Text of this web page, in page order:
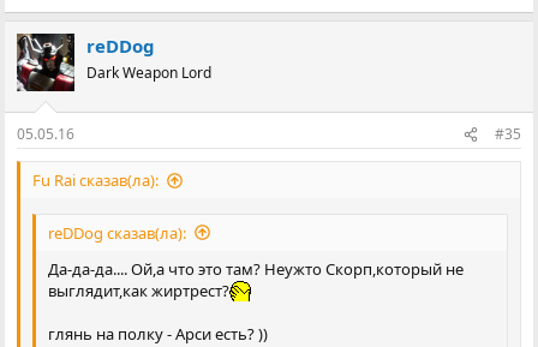
reDDog
Dark Weapon Lord
05.05.16 #35
Fu Rai сказав(ла):
reDDog сказав(ла):
Да-да-да.... Ой,а что это там? Неужто Скорп,который не
выглядит,как жиртрест?
глянь на полку - Арси есть? ))